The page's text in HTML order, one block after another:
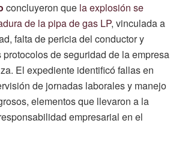
concluyeron que la explosión se
de la pipa de gas LP, vinculada a
falta de pericia del conductor y
de seguridad de la empresa
El expediente identificó fallas en
de jornadas laborales y manejo
elementos que llevaron a la
empresarial en el